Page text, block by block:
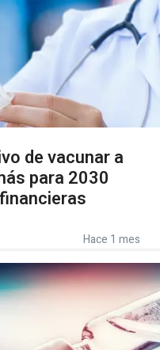
de vacunar a
para 2030
Hace 1 mes